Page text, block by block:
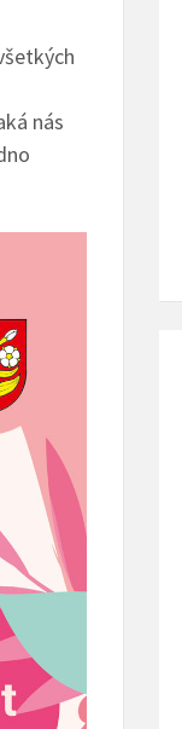
nás
s urnovým hájom
(rok 2023)